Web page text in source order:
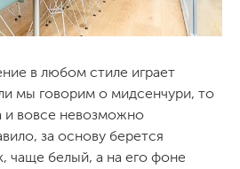
в любом стиле играет
мы говорим о мидсенчури, то
и вовсе невозможно
за основу берется
чаще белый, а на его фоне